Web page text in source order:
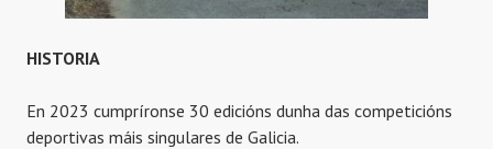
HISTORIA
En 2023 cumpríronse 30 edicións dunha das competicións
deportivas máis singulares de Galicia.